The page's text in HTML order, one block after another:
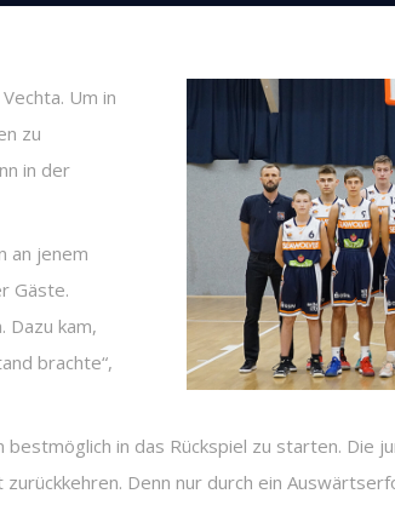
Um in
zu
in der
an jenem
Gäste.
Dazu kam,
brachte“,
in das Rückspiel zu starten. Die
Denn nur durch ein